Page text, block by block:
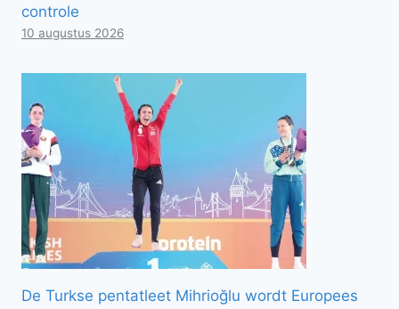
controle
10 augustus 2026
De Turkse pentatleet Mihrioğlu wordt Europees